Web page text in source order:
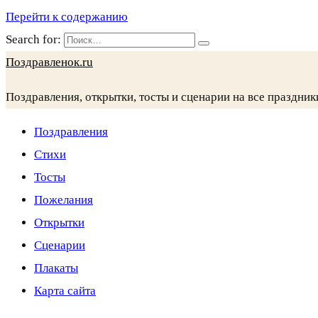
Перейти к содержанию
Search for:
Поздравленок.ru
Поздравления, открытки, тосты и сценарии на все
Поздравления
Стихи
Тосты
Пожелания
Открытки
Сценарии
Плакаты
Карта сайта